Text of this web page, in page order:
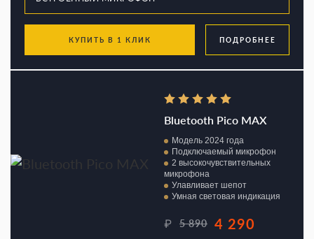
КУПИТЬ В 1 КЛИК ПОДРОБНЕЕ
Bluetooth Pico MAX
Модель 2024 года
Подключаемый микрофон
2 высокочувствительных
микрофона
Улавливает шепот
Умная световая индикация
₽ 5 890 4 290